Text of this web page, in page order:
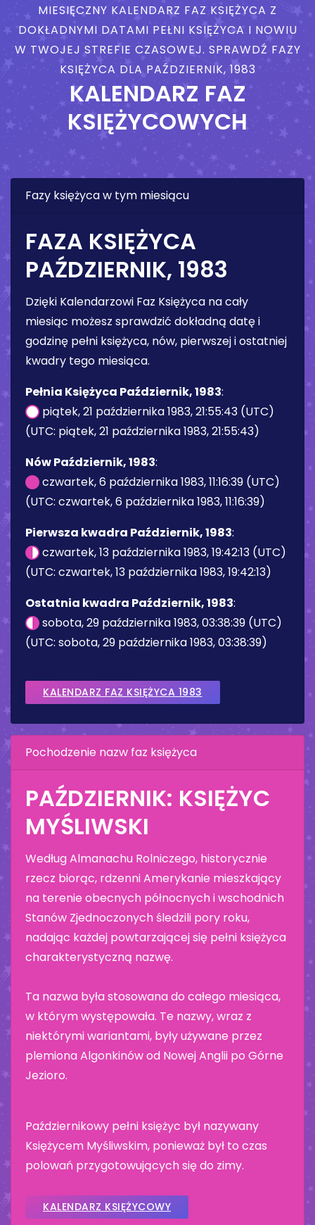
MIESIĘCZNY KALENDARZ FAZ KSIĘŻYCA Z
DOKŁADNYMI DATAMI PEŁNI KSIĘŻYCA I NOWIU
W TWOJEJ STREFIE CZASOWEJ. SPRAWDŹ FAZY
KSIĘŻYCA DLA PAŹDZIERNIK, 1983
KALENDARZ FAZ
KSIĘŻYCOWYCH
Fazy księżyca w tym miesiącu
FAZA KSIĘŻYCA
PAŹDZIERNIK, 1983
Dzięki Kalendarzowi Faz Księżyca na cały
miesiąc możesz sprawdzić dokładną datę i
godzinę pełni księżyca, nów, pierwszej i ostatniej
kwadry tego miesiąca.
Pełnia Księżyca Październik, 1983:
piątek, 21 października 1983, 21:55:43 (UTC)
(UTC: piątek, 21 października 1983, 21:55:43)
Nów Październik, 1983:
czwartek, 6 października 1983, 11:16:39 (UTC)
(UTC: czwartek, 6 października 1983, 11:16:39)
Pierwsza kwadra Październik, 1983:
czwartek, 13 października 1983, 19:42:13 (UTC)
(UTC: czwartek, 13 października 1983, 19:42:13)
Ostatnia kwadra Październik, 1983:
sobota, 29 października 1983, 03:38:39 (UTC)
(UTC: sobota, 29 października 1983, 03:38:39)
KALENDARZ FAZ KSIĘŻYCA 1983
Pochodzenie nazw faz księżyca
PAŹDZIERNIK: KSIĘŻYC
MYŚLIWSKI
Według Almanachu Rolniczego, historycznie
rzecz biorąc, rdzenni Amerykanie mieszkający
na terenie obecnych północnych i wschodnich
Stanów Zjednoczonych śledzili pory roku,
nadając każdej powtarzającej się pełni księżyca
charakterystyczną nazwę.
Ta nazwa była stosowana do całego miesiąca,
w którym występowała. Te nazwy, wraz z
niektórymi wariantami, były używane przez
plemiona Algonkinów od Nowej Anglii po Górne
Jezioro.
Październikowy pełni księżyc był nazywany
Księżycem Myśliwskim, ponieważ był to czas
polowań przygotowujących się do zimy.
KALENDARZ KSIĘŻYCOWY